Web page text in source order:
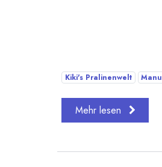
Schoko -
Kiki's Pralinenwelt
Mehr lesen